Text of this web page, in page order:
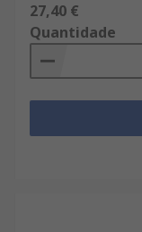
27,40 €
Quantidade